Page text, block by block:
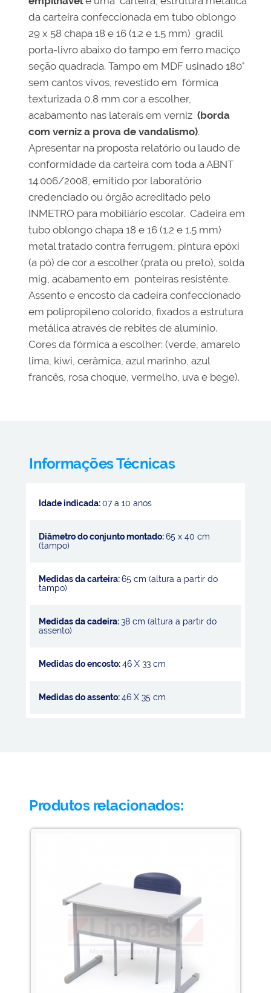
da carteira confeccionada em tubo oblongo
29 x 58 chapa 18 e 16 (1.2 e 1.5 mm) gradil
porta-livro abaixo do tampo em ferro maciço
seção quadrada. Tampo em MDF usinado 180°
sem cantos vivos, revestido em fórmica
texturizada 0,8 mm cor a escolher,
acabamento nas laterais em verniz(borda
com verniz a prova de vandalismo).
Apresentar na proposta relatório ou laudo de
conformidade da carteira com toda a ABNT
14.006/2008, emitido por laboratório
credenciado ou órgão acreditado pelo
INMETRO para mobiliário escolar. Cadeira em
tubo oblongo chapa 18 e 16 (1.2 e 1.5 mm)
metal tratado contra ferrugem, pintura epóxi
(a pó) de cor a escolher (prata ou preto), solda
mig, acabamento em ponteiras resistênte.
Assento e encosto da cadeira confeccionado
em polipropileno colorido, fixados a estrutura
metálica através de rebites de alumínio.
Cores da fórmica a escolher: (verde, amarelo
lima, kiwi, cerâmica, azul marinho, azul
francês, rosa choque, vermelho, uva e bege).
Informações Técnicas
Idade indicada:07 a 10 anos
Diâmetro do conjunto montado:65 x 40 cm
(tampo)
Medidas da carteira:65 cm (altura a partir do
tampo)
Medidas da cadeira:38 cm (altura a partir do
assento)
Medidas do encosto:46 X 33 cm
Medidas do assento:46 X 35 cm
Produtos relacionados: